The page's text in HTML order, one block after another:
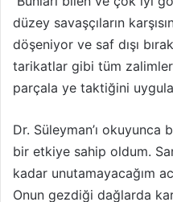
düzey savaşçıların
döşeniyor ve saf dışı
tarikatlar gibi tüm
parçala ye taktiğini
Dr. Süleyman’ı okuyunca
bir etkiye sahip oldum.
kadar unutamayacağım
Onun gezdiği dağlarda